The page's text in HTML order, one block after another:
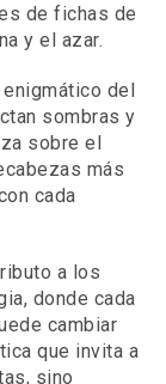
de fichas de
y el azar.
del
sombras y
sobre el
más
cada
a los
donde cada
cambiar
que invita a
sino